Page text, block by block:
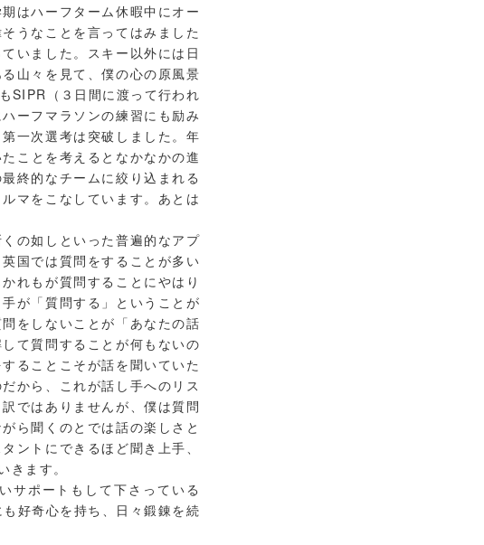
はハーフターム休暇中にオー
うなことを言ってはみました
いました。スキー以外には日
山々を見て、僕の心の原風景
SIPR（３日間に渡って行われ
ーフマラソンの練習にも励み
一次選考は突破しました。年
ことを考えるとなかなかの進
終的なチームに絞り込まれる
マをこなしています。あとは
の如しといった普遍的なアプ
国では質問をすることが多い
れもが質問することにやはり
が「質問する」ということが
をしないことが「あなたの話
て質問することが何もないの
ることこそが話を聞いていた
から、これが話し手へのリス
ではありませんが、僕は質問
ら聞くのとでは話の楽しさと
ントにできるほど聞き上手、
ます。
ポートもして下さっている
好奇心を持ち、日々鍛錬を続